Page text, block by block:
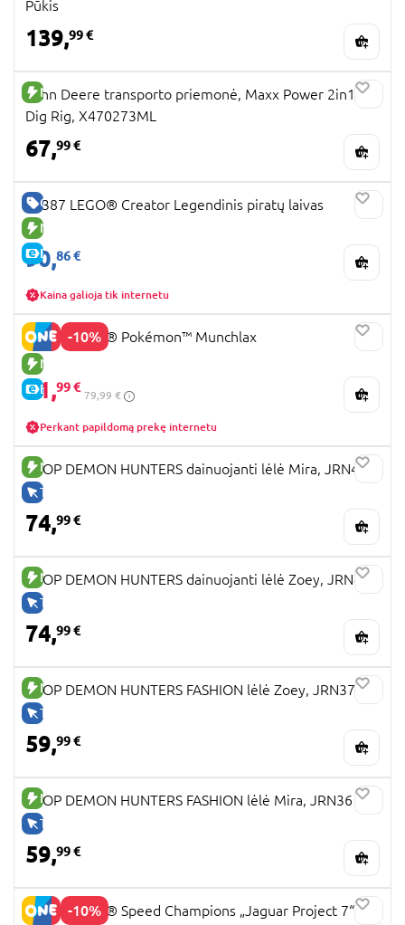
Pūkis
139,99 €
NAUJA PREKĖ
John Deere transporto priemonė, Maxx Power 2in1
Dig Rig, X470273ML
67,99 €
GERA KAINA
NAUJA PREKĖ
E-KAINA
31387 LEGO® Creator Legendinis piratų laivas
90,86 €
Kaina galioja tik internetu
-10%
NAUJA PREKĖ
E-KAINA
72150 LEGO® Pokémon™ Munchlax
71,99 €
79,99 €
Perkant papildomą prekę internetu
NAUJA PREKĖ
TIK INTERNETU
KPOP DEMON HUNTERS dainuojanti lėlė Mira, JRN41
74,99 €
NAUJA PREKĖ
TIK INTERNETU
KPOP DEMON HUNTERS dainuojanti lėlė Zoey, JRN42
74,99 €
NAUJA PREKĖ
TIK INTERNETU
KPOP DEMON HUNTERS FASHION lėlė Zoey, JRN37
59,99 €
NAUJA PREKĖ
TIK INTERNETU
KPOP DEMON HUNTERS FASHION lėlė Mira, JRN36
59,99 €
-10%
77264 LEGO® Speed Champions „Jaguar Project 7“ ir